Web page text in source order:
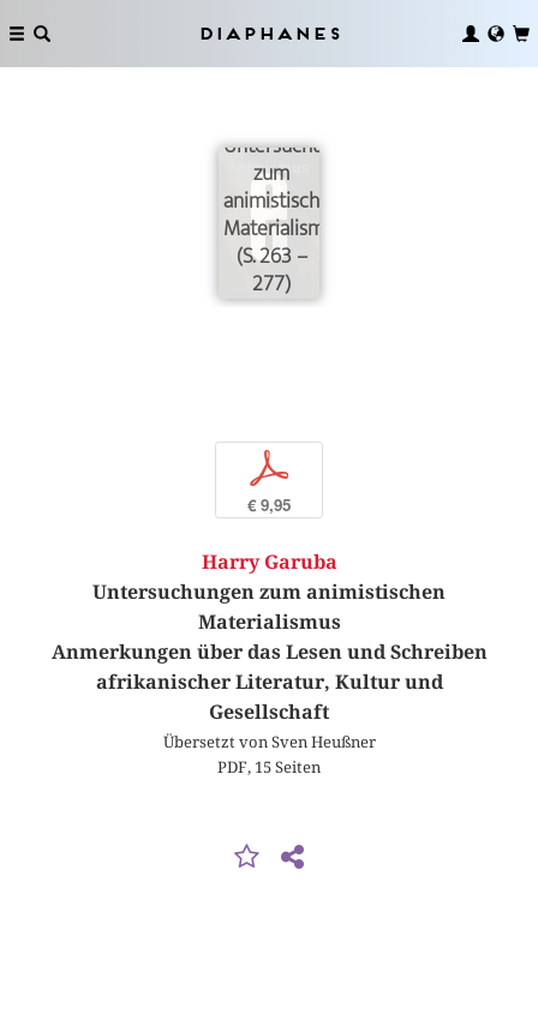
Diaphanes
Untersuchungen
zum
animistischen
Materialismus
(S. 263 –
277)
p
€ 9,95
Harry Garuba
Untersuchungen zum animistischen
Materialismus
Anmerkungen über das Lesen und Schreiben
afrikanischer Literatur, Kultur und
Gesellschaft
Übersetzt von Sven Heußner
PDF, 15 Seiten